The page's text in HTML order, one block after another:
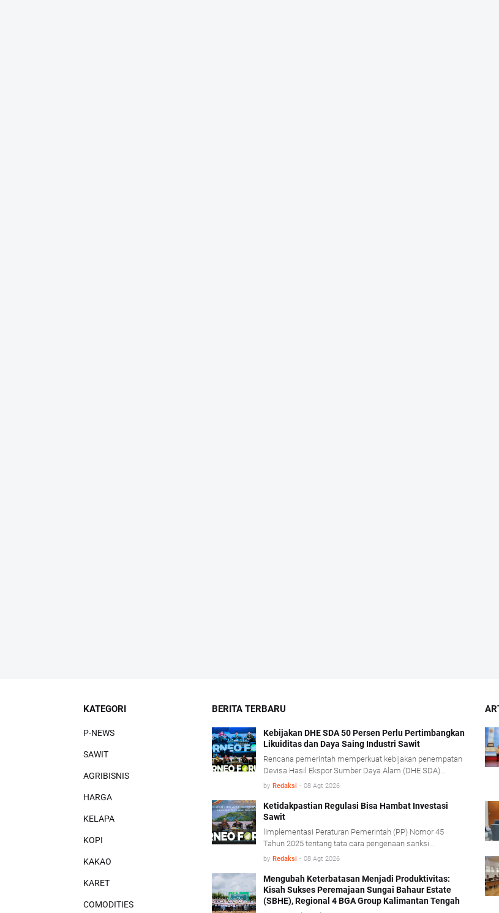
KATEGORI
P-NEWS
SAWIT
AGRIBISNIS
HARGA
KELAPA
KOPI
KAKAO
KARET
COMODITIES
BERITA TERBARU
Kebijakan DHE SDA 50 Persen Perlu Pertimbangkan
Likuiditas dan Daya Saing Industri Sawit
Rencana pemerintah memperkuat kebijakan penempatan
Devisa Hasil Ekspor Sumber Daya Alam (DHE SDA)
menjadi 50 persen dinilai perlu mempertimbangkan
sawit.
by Redaksi - 08 Agt 2026
Ketidakpastian Regulasi Bisa Hambat Investasi
Sawit
lImplementasi Peraturan Pemerintah (PP) Nomor 45
Tahun 2025 tentang tata cara pengenaan sanksi
administratif di bidang kehutanan diharapkan mampu
investasi.
by Redaksi - 08 Agt 2026
Mengubah Keterbatasan Menjadi Produktivitas:
Kisah Sukses Peremajaan Sungai Bahaur Estate
(SBHE), Regional 4 BGA Group Kalimantan Tengah